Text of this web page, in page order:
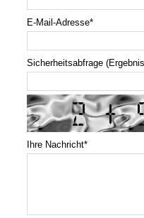
E-Mail-Adresse*
Sicherheitsabfrage
Ihre Nachricht*